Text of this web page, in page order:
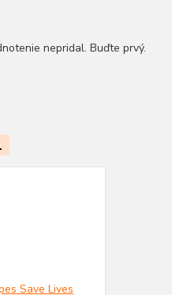
nepridal. Buďte prvý.